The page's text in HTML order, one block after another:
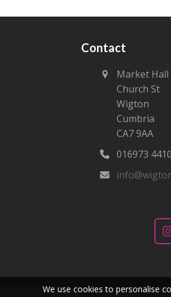
Contact
Market Hall
Church St
Wigton
Cumbria
CA7 9AA
016973
We use cookies to personalise